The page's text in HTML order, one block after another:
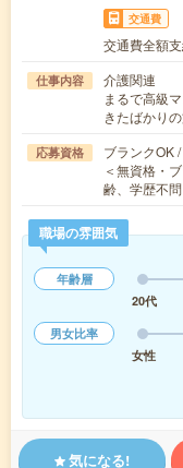
交通費
交通費全額
仕事内容
介護関連
まるで高級
きたばかり
応募資格
ブランクOK
＜無資格・
齢、学歴不
職場の雰囲気
年齢層
20代
男女比率
女性
気になる!